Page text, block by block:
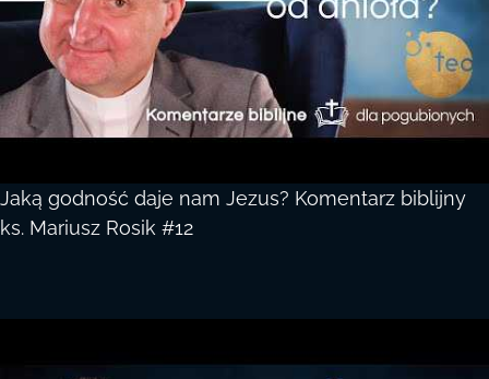
Jaką godność daje nam Jezus? Komentarz biblijny
ks. Mariusz Rosik #12